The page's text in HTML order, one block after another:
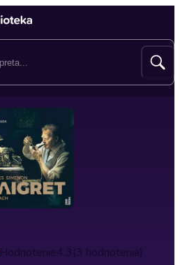
Hodnotenie4.3(3 hodnotenia)